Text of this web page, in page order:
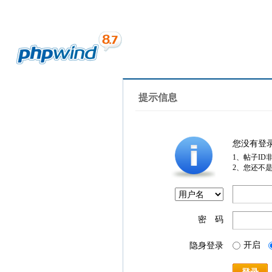
提示信息
您没有登
1、帖子ID
2、您还不
密 码
隐身登录 开启